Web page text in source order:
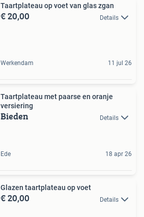
Taartplateau op voet van glas zgan
€ 20,00 Details
Werkendam 11 jul 26
Taartplateau met paarse en oranje
versiering
Bieden Details
Ede 18 apr 26
Glazen taartplateau op voet
€ 20,00 Details